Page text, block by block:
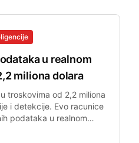
u realnom
miliona dolara
troskovima od 2,2 miliona
i detekcije. Evo racunice
podataka u realnom